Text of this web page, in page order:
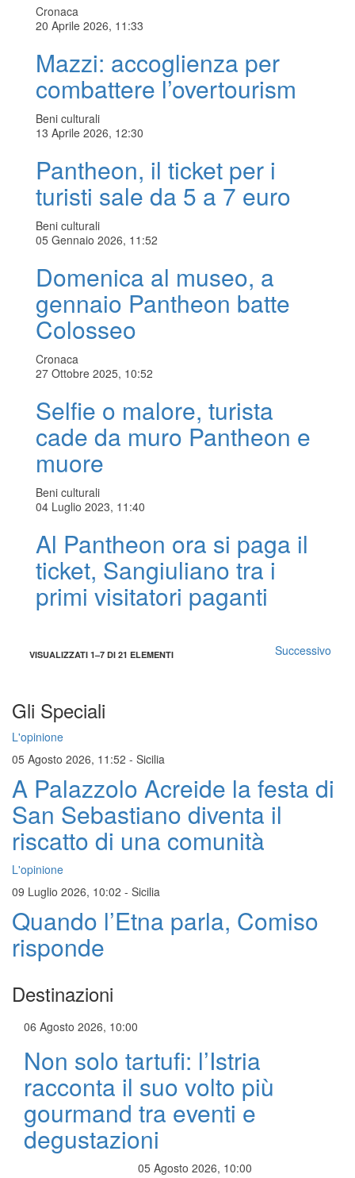
Cronaca
20 Aprile 2026, 11:33
Mazzi: accoglienza per
combattere l’overtourism
Beni culturali
13 Aprile 2026, 12:30
Pantheon, il ticket per i
turisti sale da 5 a 7 euro
Beni culturali
05 Gennaio 2026, 11:52
Domenica al museo, a
gennaio Pantheon batte
Colosseo
Cronaca
27 Ottobre 2025, 10:52
Selfie o malore, turista
cade da muro Pantheon e
muore
Beni culturali
04 Luglio 2023, 11:40
Al Pantheon ora si paga il
ticket, Sangiuliano tra i
primi visitatori paganti
VISUALIZZATI 1–7 DI 21 ELEMENTI Successivo
Gli Speciali
L'opinione
05 Agosto 2026, 11:52 - Sicilia
A Palazzolo Acreide la festa di
San Sebastiano diventa il
riscatto di una comunità
L'opinione
09 Luglio 2026, 10:02 - Sicilia
Quando l’Etna parla, Comiso
risponde
Destinazioni
06 Agosto 2026, 10:00
Non solo tartufi: l’Istria
racconta il suo volto più
gourmand tra eventi e
degustazioni
05 Agosto 2026, 10:00